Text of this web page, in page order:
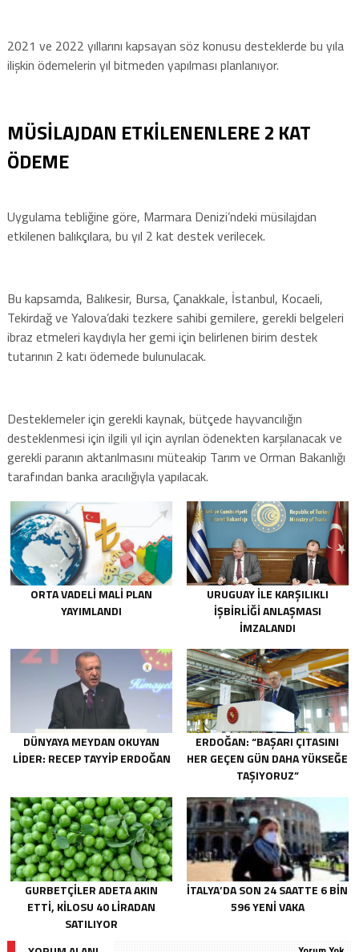
2021 ve 2022 yıllarını kapsayan söz konusu desteklerde bu yıla
ilişkin ödemelerin yıl bitmeden yapılması planlanıyor.
MÜSİLAJDAN ETKİLENENLERE 2 KAT
ÖDEME
Uygulama tebliğine göre, Marmara Denizi’ndeki müsilajdan
etkilenen balıkçılara, bu yıl 2 kat destek verilecek.
Bu kapsamda, Balıkesir, Bursa, Çanakkale, İstanbul, Kocaeli,
Tekirdağ ve Yalova’daki tezkere sahibi gemilere, gerekli belgeleri
ibraz etmeleri kaydıyla her gemi için belirlenen birim destek
tutarının 2 katı ödemede bulunulacak.
Desteklemeler için gerekli kaynak, bütçede hayvancılığın
desteklenmesi için ilgili yıl için ayrılan ödenekten karşılanacak ve
gerekli paranın aktarılmasını müteakip Tarım ve Orman Bakanlığı
tarafından banka aracılığıyla yapılacak.
ORTA VADELI MALI PLAN
YAYIMLANDI
URUGUAY ILE KARŞILIKLI
İŞBIRLIĞI ANLAŞMASI
İMZALANDI
DÜNYAYA MEYDAN OKUYAN
LIDER: RECEP TAYYIP ERDOĞAN
ERDOĞAN: “BAŞARI ÇITASINI
HER GEÇEN GÜN DAHA YÜKSEĞE
TAŞIYORUZ”
GURBETÇILER ADETA AKIN
ETTI, KILOSU 40 LIRADAN
SATILIYOR
İTALYA’DA SON 24 SAATTE 6 BIN
596 YENI VAKA